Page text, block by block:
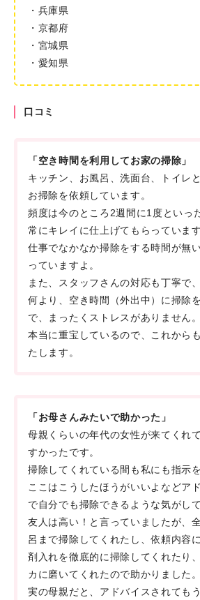
・兵庫県
・京都府
・宮城県
・愛知県
口コミ
「空き時間を利用してお家の掃除」
キッチン、お風呂、洗面台、トイレ
お掃除を依頼しています。
頻度は今のところ2週間に1度といっ
常にキレイに仕上げてもらっています
仕事でなかなか掃除をする時間が無
っていますよ。
また、スタッフさんの対応も丁寧で
何より、空き時間（外出中）に掃除
で、まったくストレスがありません。
本当に重宝しているので、これから
たします。
「お母さんみたいで助かった」
母親くらいの年代の女性が来てくれ
すかったです。
掃除してくれている間も私にも指示
ここはこうしたほうがいいよなどア
で自分でも掃除できるような気がし
友人は高い！と言っていましたが、
呂まで掃除してくれたし、依頼内容
剤入れを徹底的に掃除してくれたり
カに磨いてくれたので助かりました。
実の母親だと、アドバイスされても